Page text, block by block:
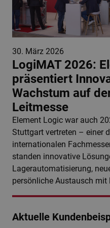
30. März 2026
LogiMAT 2026:
präsentiert
Wachstum auf
Leitmesse
Element Logic war auch
Stuttgart vertreten – einer
internationalen
standen innovative
Lagerautomatisierung,
persönliche Austausch mit
Aktuelle